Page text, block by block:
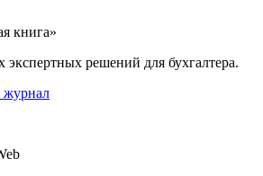
книга»
решений для бухгалтера.
журнал